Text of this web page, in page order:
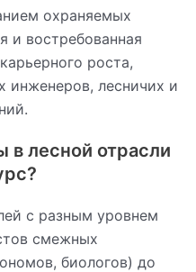
охраняемых
и востребованная
роста,
инженеров, лесничих и
лесной отрасли
с разным уровнем
смежных
биологов) до